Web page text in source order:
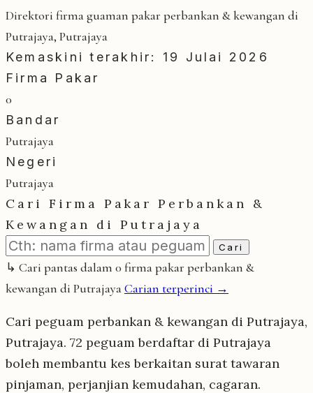
Direktori firma guaman pakar perbankan & kewangan di
Putrajaya, Putrajaya
Kemaskini terakhir: 19 Julai 2026
Firma Pakar
0
Bandar
Putrajaya
Negeri
Putrajaya
Cari Firma Pakar Perbankan &
Kewangan di Putrajaya
Cari
↳ Cari pantas dalam 0 firma pakar perbankan &
kewangan di PutrajayaCarian terperinci →
Cari peguam perbankan & kewangan di Putrajaya,
Putrajaya. 72 peguam berdaftar di Putrajaya
boleh membantu kes berkaitan surat tawaran
pinjaman, perjanjian kemudahan, cagaran.